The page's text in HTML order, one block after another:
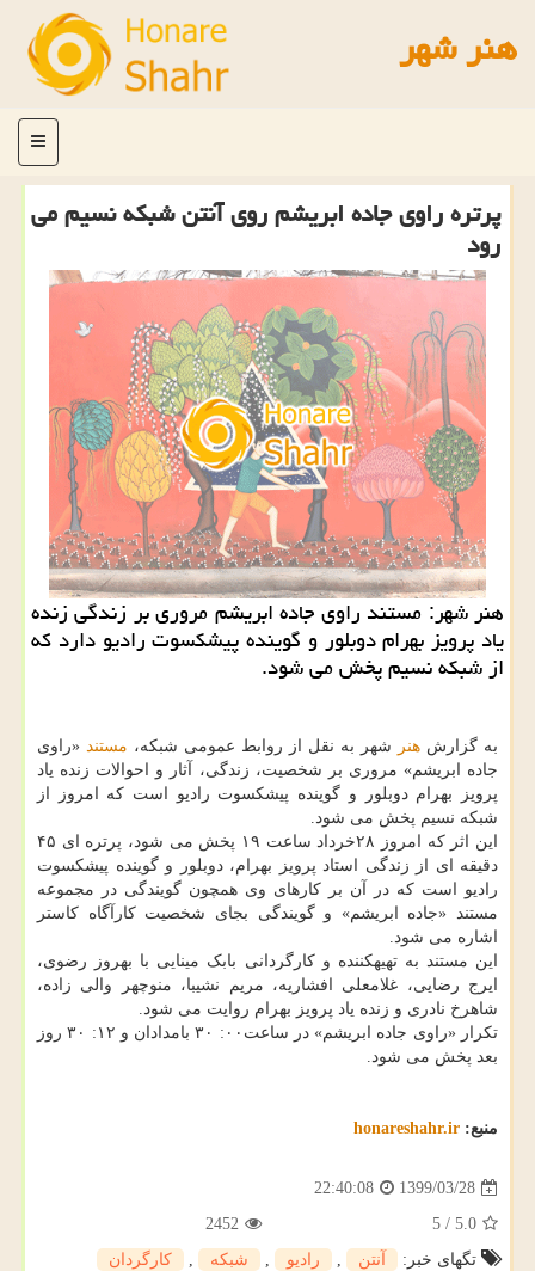
هنر شهر
منو
پرتره راوی جاده ابریشم روی آنتن شبكه نسیم می
رود
هنر شهر: مستند راوی جاده ابریشم مروری بر زندگی زنده
یاد پرویز بهرام دوبلور و گوینده پیشكسوت رادیو دارد كه
از شبكه نسیم پخش می شود.
به گزارش هنر شهر به نقل از روابط عمومی شبکه، مستند «راوی
جاده ابریشم» مروری بر شخصیت، زندگی، آثار و احوالات زنده یاد
پرویز بهرام دوبلور و گوینده پیشکسوت رادیو است که امروز از
شبکه نسیم پخش می شود.
این اثر که امروز ۲۸خرداد ساعت ۱۹ پخش می شود، پرتره ای ۴۵
دقیقه ای از زندگی استاد پرویز بهرام، دوبلور و گوینده پیشکسوت
رادیو است که در آن بر کارهای وی همچون گویندگی در مجموعه
مستند «جاده ابریشم» و گویندگی بجای شخصیت کارآگاه کاستر
اشاره می شود.
این مستند به تهیه‎کننده و کارگردانی بابک مینایی با بهروز رضوی،
ایرج رضایی، غلامعلی افشاریه، مریم نشیبا، منوچهر والی زاده،
شاهرخ نادری و زنده یاد پرویز بهرام روایت می شود.
تکرار «راوی جاده ابریشم» در ساعت۰۰: ۳۰ بامدادان و ۱۲: ۳۰ روز
بعد پخش می شود.
منبع: honareshahr.ir
1399/03/28
22:40:08
5.0
/
5
2452
تگهای خبر:
آنتن , رادیو , شبكه , كارگردان